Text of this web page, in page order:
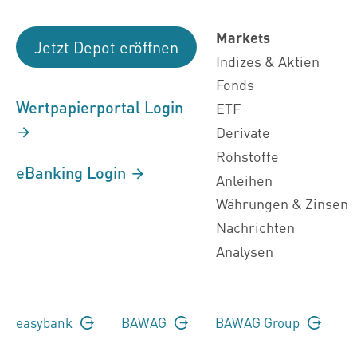
Jetzt Depot eröffnen
Wertpapierportal Login
eBanking Login
Markets
Indizes & Aktien
Fonds
ETF
Derivate
Rohstoffe
Anleihen
Währungen & Zinsen
Nachrichten
Analysen
easybank BAWAG BAWAG Group